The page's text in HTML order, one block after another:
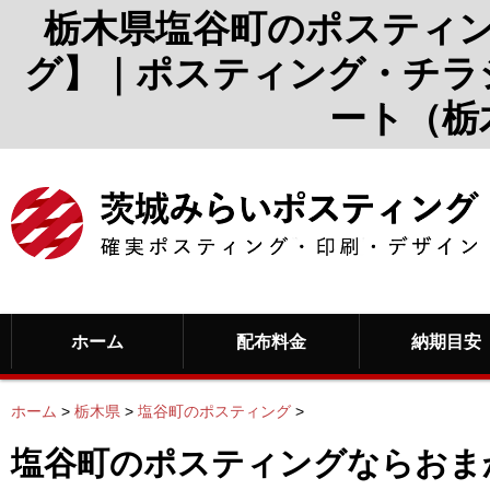
栃木県塩谷町のポスティ
グ】｜ポスティング・チ
ート（
ホーム 配布料金 納期目安
ホーム > 栃木県 > 塩谷町のポスティング >
塩谷町のポスティングならお